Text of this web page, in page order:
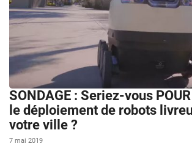
SONDAGE : Seriez-vous
le déploiement de robots
votre ville ?
7 mai 2019